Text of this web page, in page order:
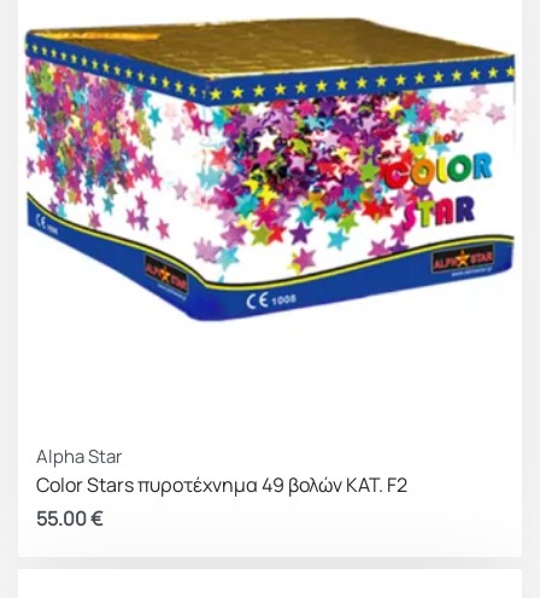
Alpha Star
Color Stars πυροτέχνημα 49 βολών ΚΑΤ. F2
55.00€